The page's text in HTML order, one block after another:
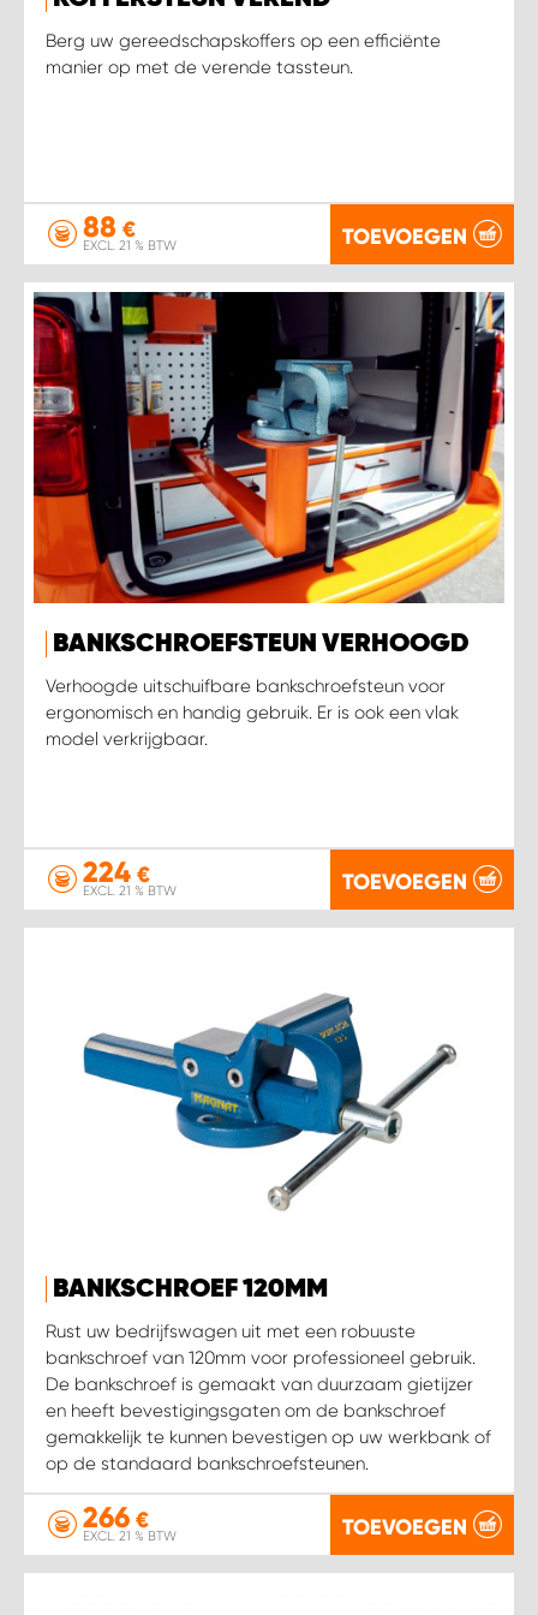
Berg uw gereedschapskoffers op een efficiënte
manier op met de verende tassteun.
88 €
EXCL. 21 % BTW TOEVOEGEN
BANKSCHROEFSTEUN VERHOOGD
Verhoogde uitschuifbare bankschroefsteun voor
ergonomisch en handig gebruik. Er is ook een vlak
model verkrijgbaar.
224 €
EXCL. 21 % BTW TOEVOEGEN
BANKSCHROEF 120MM
Rust uw bedrijfswagen uit met een robuuste
bankschroef van 120mm voor professioneel gebruik.
De bankschroef is gemaakt van duurzaam gietijzer
en heeft bevestigingsgaten om de bankschroef
gemakkelijk te kunnen bevestigen op uw werkbank of
op de standaard bankschroefsteunen.
266 €
EXCL. 21 % BTW TOEVOEGEN
WORK SYSTEM KOOTWIJKERBROEK
WORK SYSTEM LOPIK GARAGE STUIVENBERG
WORK SYSTEM NIEUWEGEIN
WORK SYSTEM NIEUWERKERK AAN DEN IJSSEL
WORK SYSTEM OOSTERHOUT
WORK SYSTEM REEUWIJK
WORK SYSTEM RIDDERKERK
WORK SYSTEM SIMPELVELD
WORK SYSTEM UITHOORN
WORK SYSTEM WILLEMSTAD
WORK SYSTEM ZWARTEBROEK